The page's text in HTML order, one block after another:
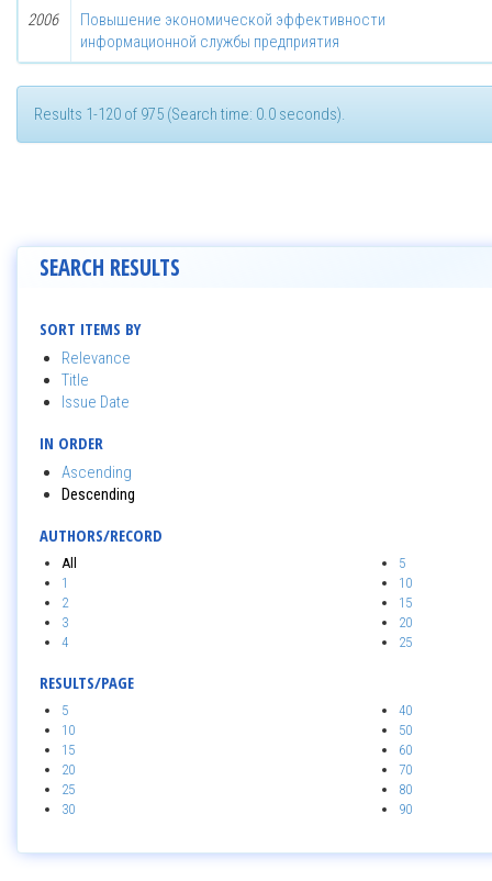
2006
Повышение экономической эффективности
информационной службы предприятия
Results 1-120 of 975 (Search time: 0.0 seconds).
SEARCH RESULTS
SORT ITEMS BY
Relevance
Title
Issue Date
IN ORDER
Ascending
Descending
AUTHORS/RECORD
All
1
2
3
4
5
10
15
20
25
RESULTS/PAGE
5
10
15
20
25
30
40
50
60
70
80
90